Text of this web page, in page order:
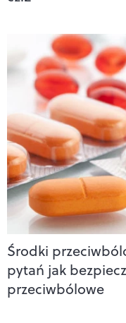
Środki
pytań jak
przeciwbólowe